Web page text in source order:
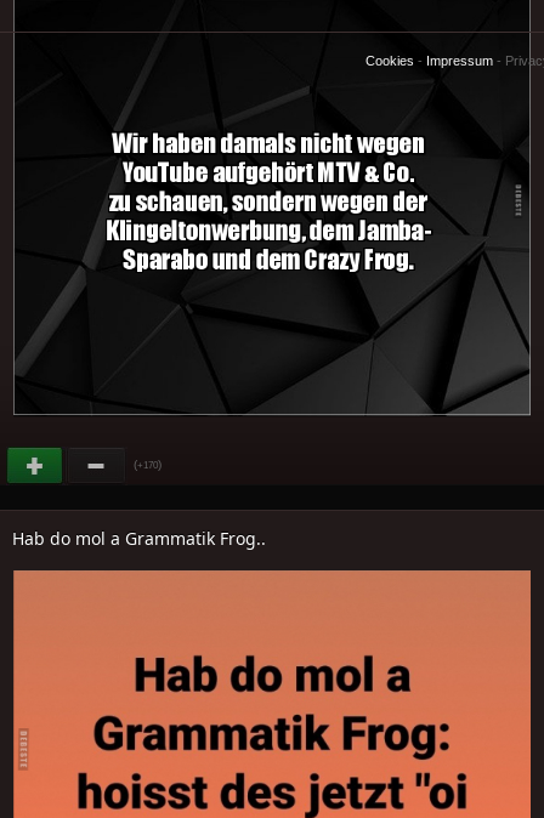
(+170)
Hab do mol a Grammatik Frog..
Cookies - Impressum -